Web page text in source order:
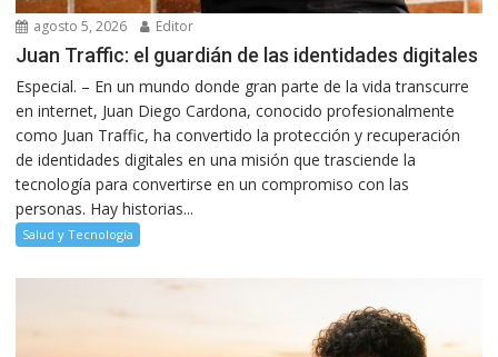
agosto 5, 2026 Editor
Juan Traffic: el guardián de las identidades digitales
Especial. – En un mundo donde gran parte de la vida transcurre
en internet, Juan Diego Cardona, conocido profesionalmente
como Juan Traffic, ha convertido la protección y recuperación
de identidades digitales en una misión que trasciende la
tecnología para convertirse en un compromiso con las
personas. Hay historias...
Salud y Tecnología